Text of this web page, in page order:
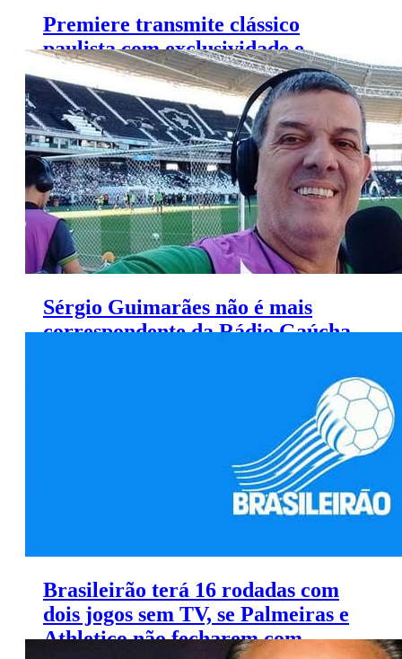
Premiere transmite clássico
paulista com exclusividade e
narração de Cleber Machado
Sérgio Guimarães não é mais
correspondente da Rádio Gaúcha
Brasileirão terá 16 rodadas com
dois jogos sem TV, se Palmeiras e
Athletico não fecharem com